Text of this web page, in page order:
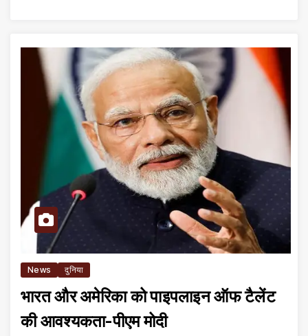
News दुनिया
भारत और अमेरिका को पाइपलाइन ऑफ टैलेंट
की आवश्यकता-पीएम मोदी